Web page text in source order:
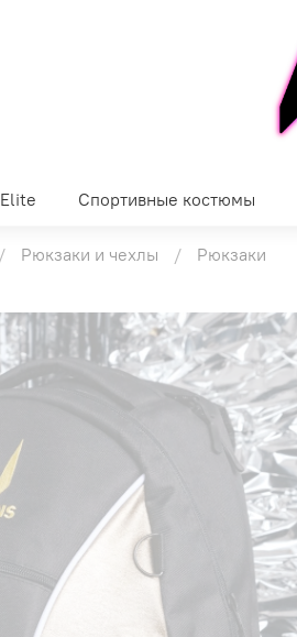
Elite Спортивные костюмы
Рюкзаки и чехлы Рюкзаки